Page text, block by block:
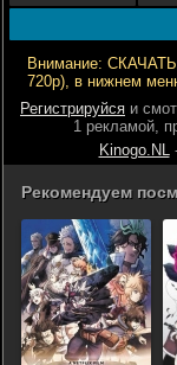
Внимание:
720р), в нижнем
Регистрируйся и
1 рекламой,
Kinogo.NL
Рекомендуем